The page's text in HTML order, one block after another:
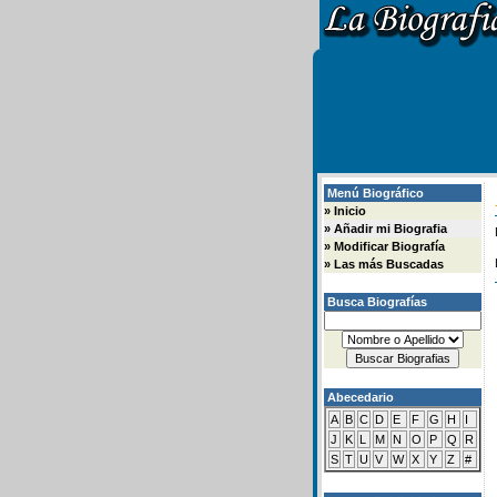
Menú Biográfico
» Inicio
» Añadir mi Biografia
» Modificar Biografía
» Las más Buscadas
Busca Biografías
Abecedario
A B C D E F G H
I
J
K L M N O P Q
R
S T U V W X Y Z #